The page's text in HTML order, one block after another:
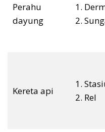
Perahu
dayung
1.
2.
Kereta api
1.
2. Rel